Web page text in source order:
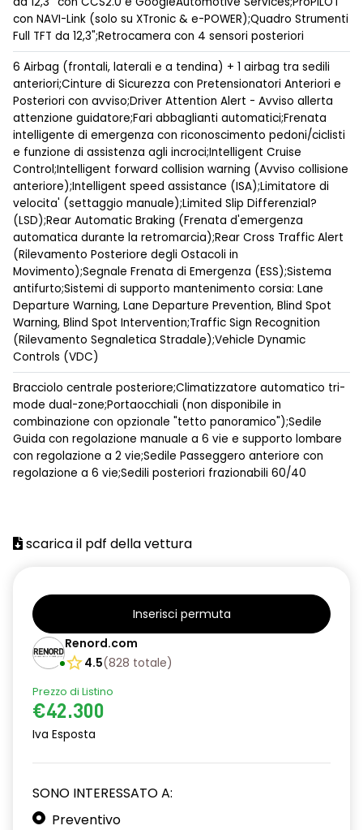
con NAVI-Link (solo su XTronic & e-POWER);Quadro Strumenti
Full TFT da 12,3";Retrocamera con 4 sensori posteriori
6 Airbag (frontali, laterali e a tendina) + 1 airbag tra sedili
anteriori;Cinture di Sicurezza con Pretensionatori Anteriori e
Posteriori con avviso;Driver Attention Alert - Avviso allerta
attenzione guidatore;Fari abbaglianti automatici;Frenata
intelligente di emergenza con riconoscimento pedoni/ciclisti
e funzione di assistenza agli incroci;Intelligent Cruise
Control;Intelligent forward collision warning (Avviso collisione
anteriore);Intelligent speed assistance (ISA);Limitatore di
velocita' (settaggio manuale);Limited Slip Differenzial?
(LSD);Rear Automatic Braking (Frenata d'emergenza
automatica durante la retromarcia);Rear Cross Traffic Alert
(Rilevamento Posteriore degli Ostacoli in
Movimento);Segnale Frenata di Emergenza (ESS);Sistema
antifurto;Sistemi di supporto mantenimento corsia: Lane
Departure Warning, Lane Departure Prevention, Blind Spot
Warning, Blind Spot Intervention;Traffic Sign Recognition
(Rilevamento Segnaletica Stradale);Vehicle Dynamic
Controls (VDC)
Bracciolo centrale posteriore;Climatizzatore automatico tri-
mode dual-zone;Portaocchiali (non disponibile in
combinazione con opzionale "tetto panoramico");Sedile
Guida con regolazione manuale a 6 vie e supporto lombare
con regolazione a 2 vie;Sedile Passeggero anteriore con
regolazione a 6 vie;Sedili posteriori frazionabili 60/40
scarica il pdf della vettura
Inserisci permuta
Renord.com
4.5(828 totale)
Prezzo di Listino
€42.300
Iva Esposta
SONO INTERESSATO A:
Preventivo